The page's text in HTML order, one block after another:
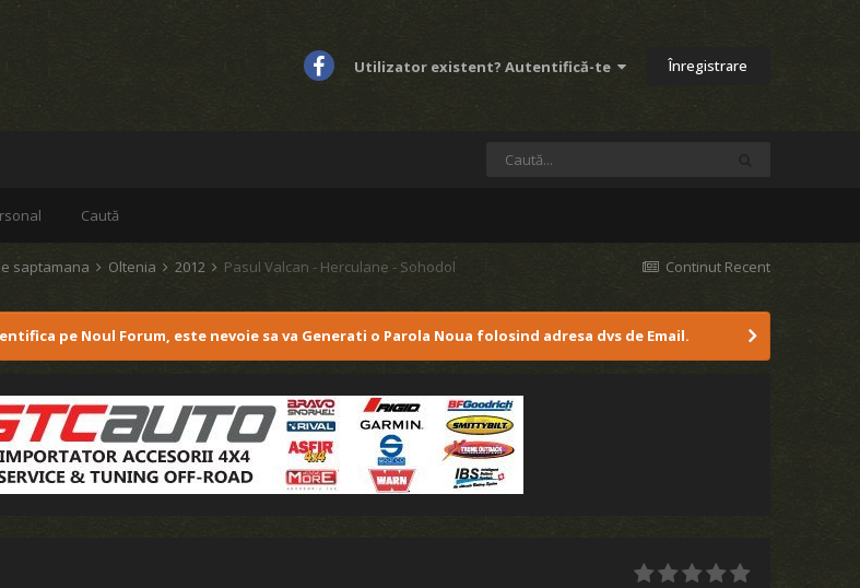
Utilizator existent? Autentifică-te Înregistrare
Caută
Continut Recent
saptamana Oltenia 2012 Pasul Valcan - Herculane - Sohodol
pe Noul Forum, este nevoie sa va Generati o Parola Noua folosind adresa dvs de Email.